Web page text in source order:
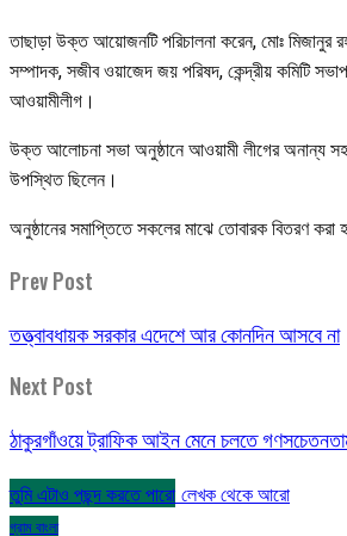
তাছাড়া উক্ত আয়োজনটি পরিচালনা করেন, মোঃ মিজানুর
সম্পাদক, সজীব ওয়াজেদ জয় পরিষদ, কেন্দ্রীয় কমিটি
আওয়ামীলীগ।
উক্ত আলোচনা সভা অনুষ্ঠানে আওয়ামী লীগের অনান্য
উপস্থিত ছিলেন।
অনুষ্ঠানের সমাপ্তিতে সকলের মাঝে তোবারক বিতরণ করা
Prev Post
তত্ত্বাবধায়ক সরকার এদেশে আর কোনদিন আসবে না
Next Post
ঠাকুরগাঁওয়ে ট্রাফিক আইন মেনে চলতে
তুমি এটাও পছন্দ করতে পারো লেখক থেকে আরো
গ্রাম বাংলা